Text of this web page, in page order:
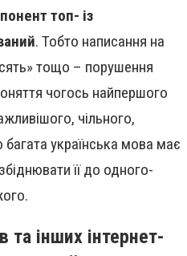
топ- із
. Тобто написання на
тощо – порушення
чогось найпершого
чільного,
багата українська мова має
її до одного-
та інших інтернет-